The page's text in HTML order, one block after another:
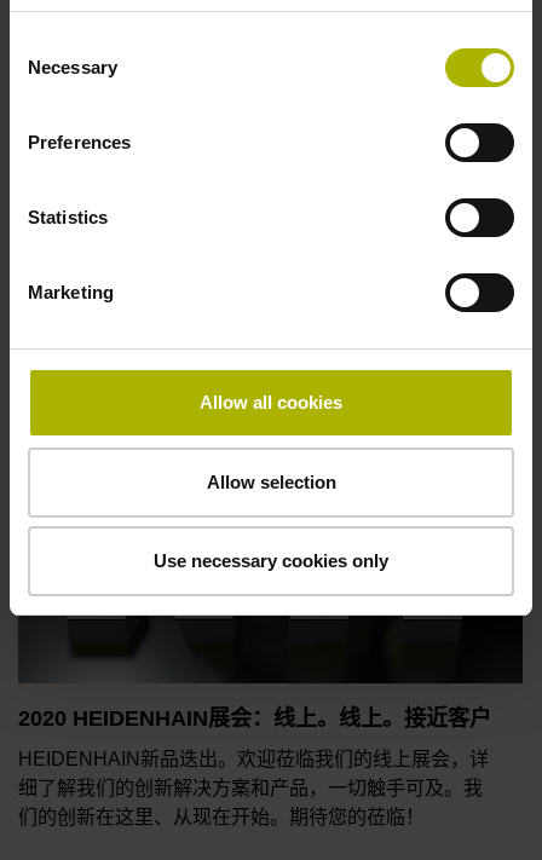
Selection
Necessary
Preferences
Statistics
Marketing
Allow all cookies
Allow selection
Use necessary cookies only
立网站
置控制环提供测量反馈信号。
更多信息
2020 HEIDENHAIN展会：线上。线上。接近客户
HEIDENHAIN新品迭出。欢迎莅临我们的线上展会，详
细了解我们的创新解决方案和产品，一切触手可及。我
们的创新在这里、从现在开始。期待您的莅临！